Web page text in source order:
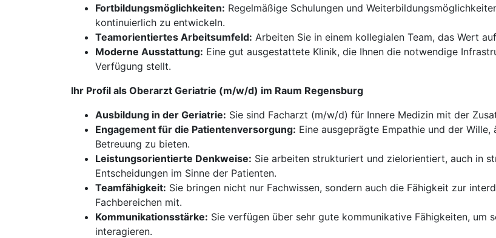
Fortbildungsmöglichkeiten: Regelmäßige Schulungen und
kontinuierlich zu entwickeln.
Teamorientiertes Arbeitsumfeld: Arbeiten Sie in einem kollegialen Team, das Wert
Moderne Ausstattung: Eine gut ausgestattete Klinik, die Ihnen die notwendige
Verfügung stellt.
Ihr Profil als Oberarzt Geriatrie (m/w/d) im Raum Regensburg
Ausbildung in der Geriatrie: Sie sind Facharzt (m/w/d) für Innere Medizin mit der
Engagement für die Patientenversorgung: Eine ausgeprägte Empathie und der
Betreuung zu bieten.
Leistungsorientierte Denkweise: Sie arbeiten strukturiert und zielorientiert, auch in
Entscheidungen im Sinne der Patienten.
Teamfähigkeit: Sie bringen nicht nur Fachwissen, sondern auch die Fähigkeit zur
Fachbereichen mit.
Kommunikationsstärke: Sie verfügen über sehr gute kommunikative Fähigkeiten,
interagieren.